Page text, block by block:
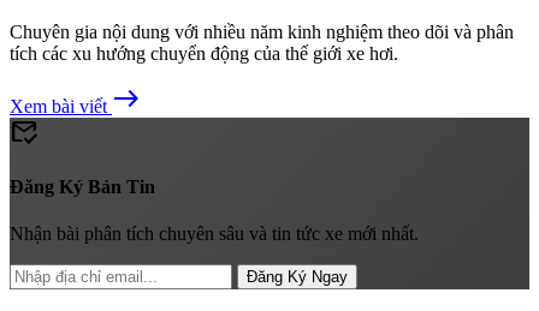
Chuyên gia nội dung với nhiều năm kinh nghiệm theo dõi và phân
tích các xu hướng chuyển động của thế giới xe hơi.
Xem bài viết east
mark_email_read
Đăng Ký Bản Tin
Nhận bài phân tích chuyên sâu và tin tức xe mới nhất.
Đăng Ký Ngay